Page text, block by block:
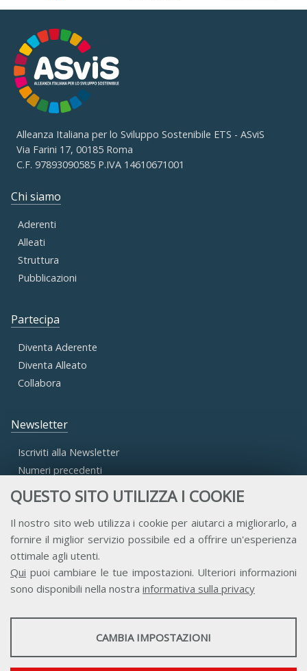
QUESTO SITO UTILIZZA I COOKIE
Il nostro sito web utilizza i cookie per aiutarci a migliorarlo, a
fornire il miglior servizio possibile ed a offrire un'esperienza
ottimale agli utenti.
Qui puoi cambiare le tue impostazioni. Ulteriori informazioni
sono disponibili nella nostra informativa sulla privacy
STATISTICHE
CAMBIA IMPOSTAZIONI
Alleanza Italiana per lo Sviluppo Sostenibile ETS - ASviS
Via Farini 17, 00185 Roma
C.F. 97893090585 P.IVA 14610671001
Chi siamo
Aderenti
Alleati
Struttura
Pubblicazioni
Partecipa
Diventa Aderente
Diventa Alleato
Collabora
Newsletter
Iscriviti alla Newsletter
Numeri precedenti
Accesso Aderenti
Accesso Consulta
Accesso Team